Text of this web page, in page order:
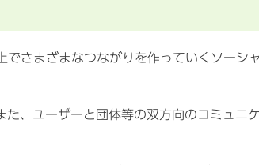
さまざまなつながりを作っていくソーシャ
、ユーザーと団体等の双方向のコミュニケ